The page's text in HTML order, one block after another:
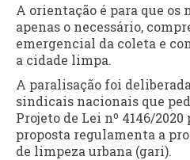
A orientação é para que os
apenas o necessário,
emergencial da coleta e
a cidade limpa.
A paralisação foi
sindicais nacionais que
Projeto de Lei nº 4146/
proposta regulamenta a
de limpeza urbana (gari).